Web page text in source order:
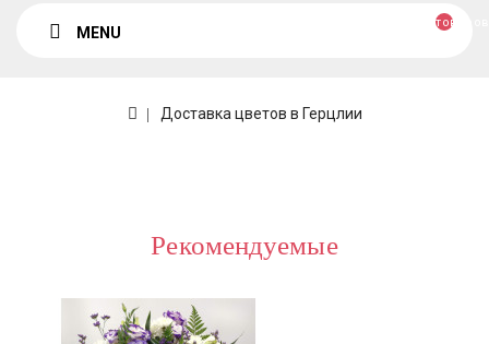
MENU
Доставка цветов в Герцлии
Рекомендуемые